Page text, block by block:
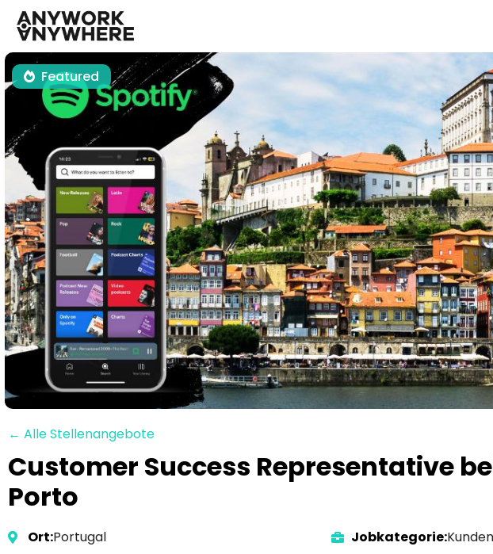
Featured
← Alle Stellenangebote
Customer Success Representative
Porto
Ort:Portugal Jobkategorie: